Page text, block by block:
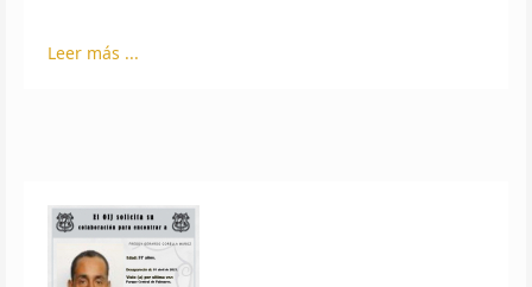
Leer más ...